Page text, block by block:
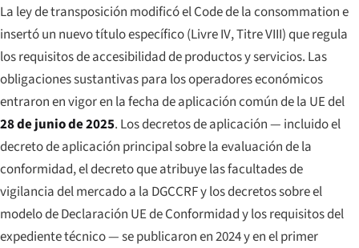
La ley de transposición modificó elCode de la consommatione
insertó un nuevo título específico (Livre IV, Titre VIII) que regula
los requisitos de accesibilidad de productos y servicios. Las
obligaciones sustantivas para los operadores económicos
entraron en vigor en la fecha de aplicación común de la UE del
28 de junio de 2025. Los decretos de aplicación — incluido el
decreto de aplicación principal sobre la evaluación de la
conformidad, el decreto que atribuye las facultades de
vigilancia del mercado a la DGCCRF y los decretos sobre el
modelo de Declaración UE de Conformidad y los requisitos del
expediente técnico — se publicaron en 2024 y en el primer